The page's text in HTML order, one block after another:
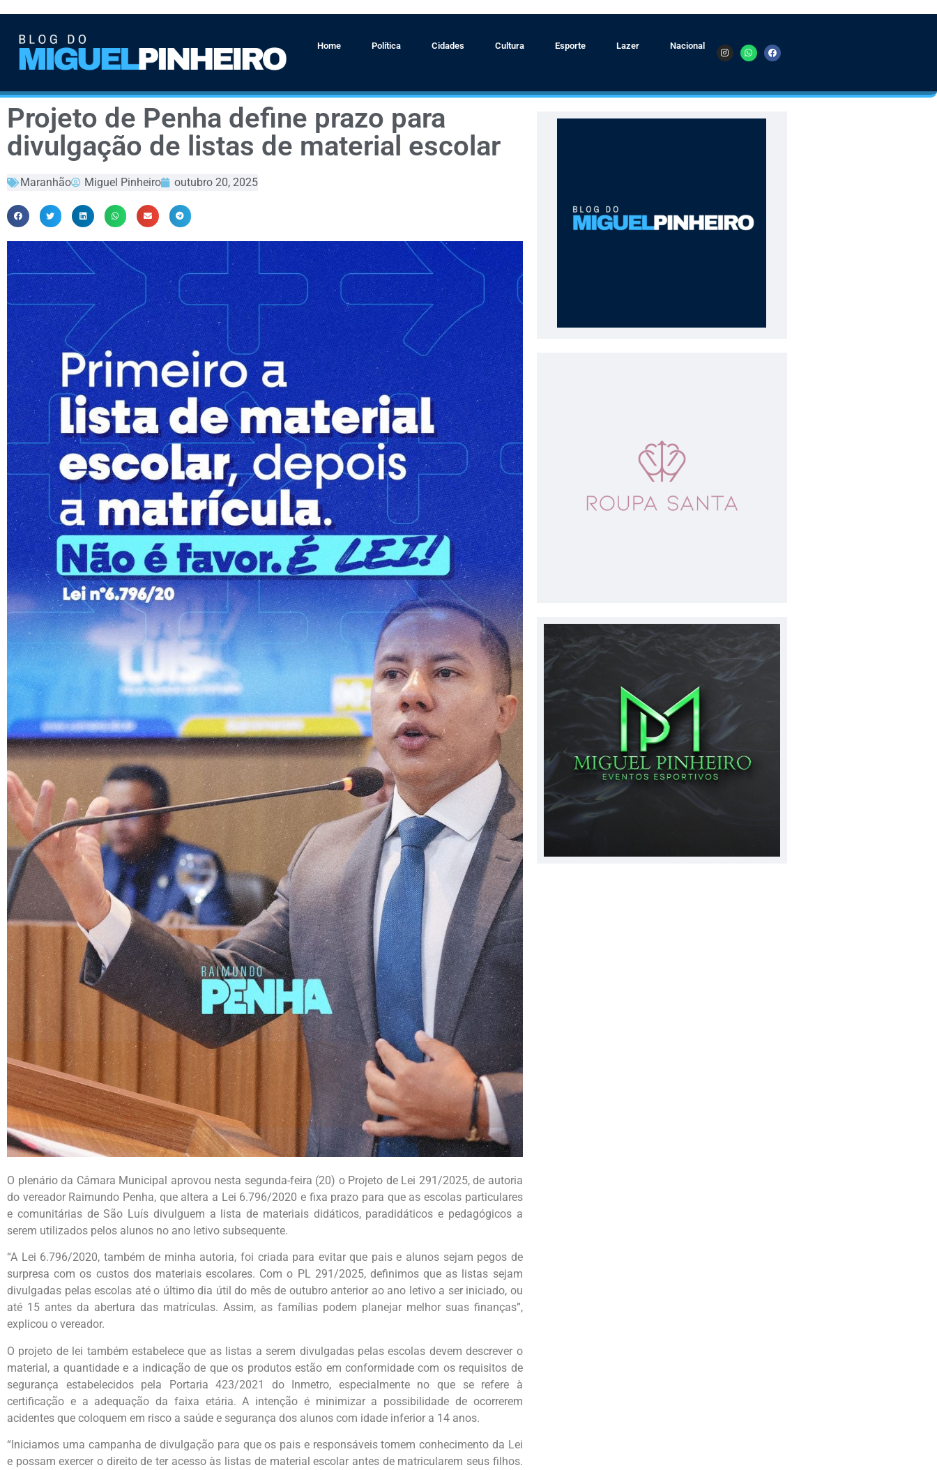
Home Política Cidades Cultura Esporte Lazer Nacional
Projeto de Penha define prazo para
divulgação de listas de material escolar
Maranhão Miguel Pinheiro outubro 20, 2025
O plenário da Câmara Municipal aprovou nesta segunda-feira (20) o Projeto de Lei 291/2025, de autoria
do vereador Raimundo Penha, que altera a Lei 6.796/2020 e fixa prazo para que as escolas particulares
e comunitárias de São Luís divulguem a lista de materiais didáticos, paradidáticos e pedagógicos a
serem utilizados pelos alunos no ano letivo subsequente.
“A Lei 6.796/2020, também de minha autoria, foi criada para evitar que pais e alunos sejam pegos de
surpresa com os custos dos materiais escolares. Com o PL 291/2025, definimos que as listas sejam
divulgadas pelas escolas até o último dia útil do mês de outubro anterior ao ano letivo a ser iniciado, ou
até 15 antes da abertura das matrículas. Assim, as famílias podem planejar melhor suas finanças”,
explicou o vereador.
O projeto de lei também estabelece que as listas a serem divulgadas pelas escolas devem descrever o
material, a quantidade e a indicação de que os produtos estão em conformidade com os requisitos de
segurança estabelecidos pela Portaria 423/2021 do Inmetro, especialmente no que se refere à
certificação e a adequação da faixa etária. A intenção é minimizar a possibilidade de ocorrerem
acidentes que coloquem em risco a saúde e segurança dos alunos com idade inferior a 14 anos.
“Iniciamos uma campanha de divulgação para que os pais e responsáveis tomem conhecimento da Lei
e possam exercer o direito de ter acesso às listas de material escolar antes de matricularem seus filhos.